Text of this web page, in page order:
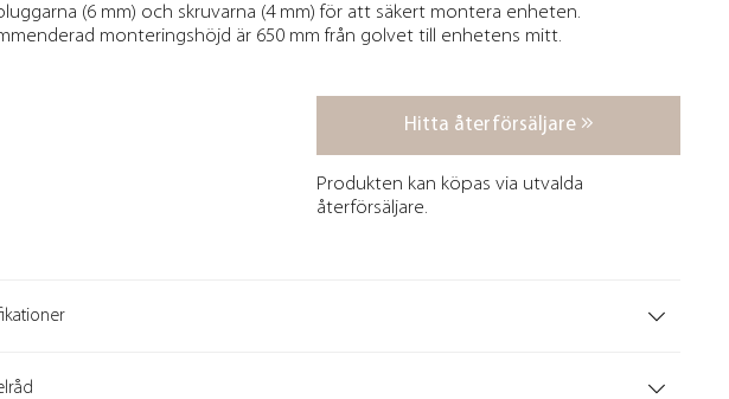
(6 mm) och skruvarna (4 mm) för att säkert montera enheten.
monteringshöjd är 650 mm från golvet till enhetens mitt.
Hitta återförsäljare
Produkten kan köpas via utvalda
återförsäljare.